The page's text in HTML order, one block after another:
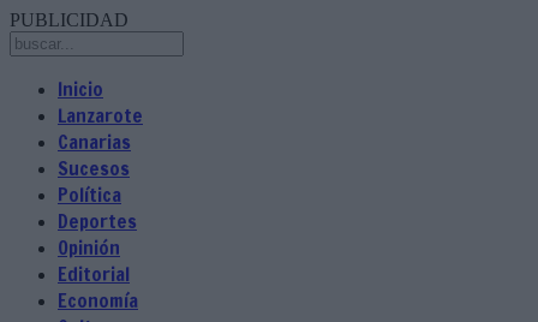
PUBLICIDAD
Inicio
Lanzarote
Canarias
Sucesos
Política
Deportes
Opinión
Editorial
Economía